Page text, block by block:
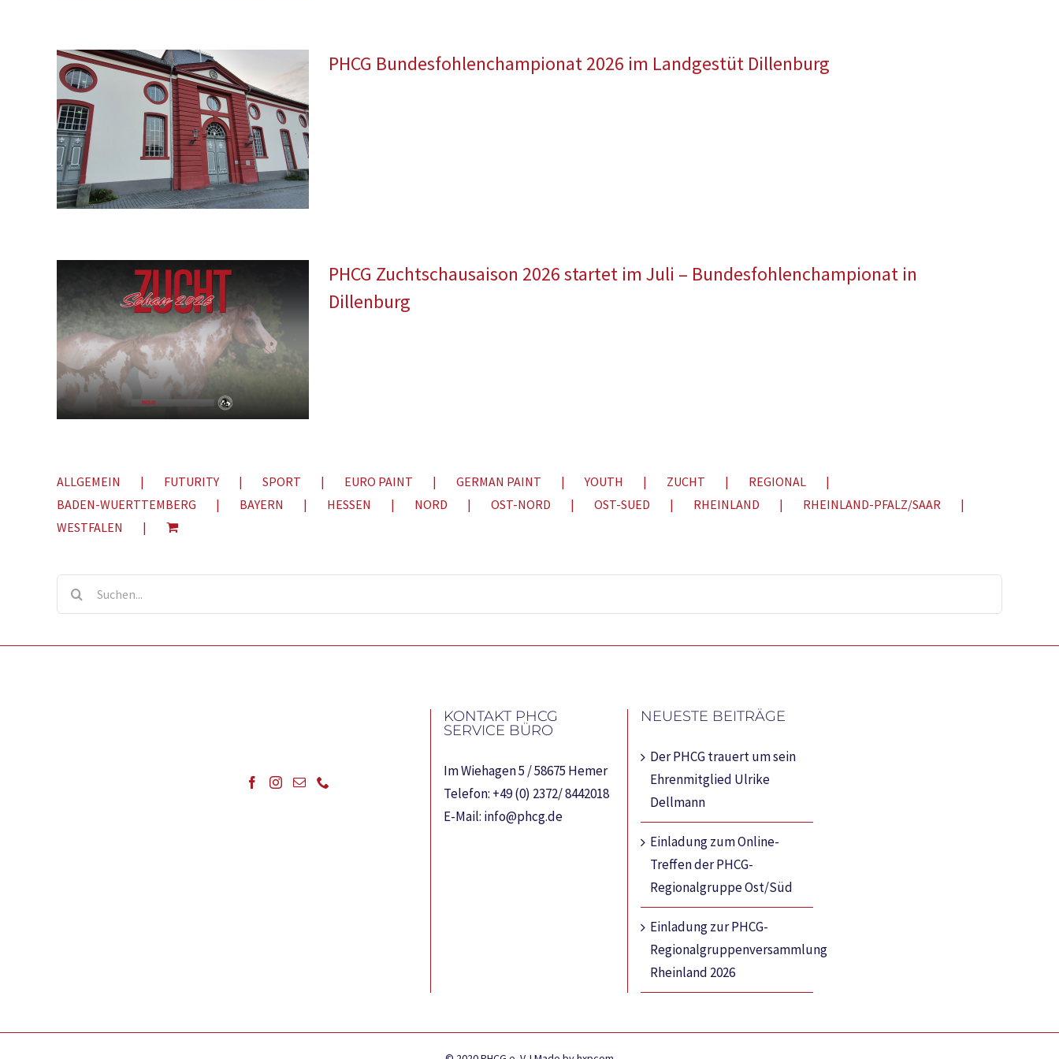
PHCG Bundesfohlenchampionat 2026 im Landgestüt Dillenburg
PHCG Zuchtschausaison 2026 startet im Juli – Bundesfohlenchampionat in
Dillenburg
ALLGEMEIN FUTURITY SPORT EURO PAINT GERMAN PAINT YOUTH ZUCHT
REGIONAL
BADEN-WUERTTEMBERG
BAYERN HESSEN NORD OST-NORD OST-SUED RHEINLAND
RHEINLAND-PFALZ/SAAR
WESTFALEN
Suche
nach:
KONTAKT PHCG
SERVICE BÜRO
Im Wiehagen 5 / 58675 Hemer
Telefon: +49 (0) 2372/ 8442018
E-Mail: info@phcg.de
NEUESTE BEITRÄGE
Der PHCG trauert um sein
Ehrenmitglied Ulrike
Dellmann
Einladung zum Online-
Treffen der PHCG-
Regionalgruppe Ost/Süd
Einladung zur PHCG-
Regionalgruppenversammlung
Rheinland 2026